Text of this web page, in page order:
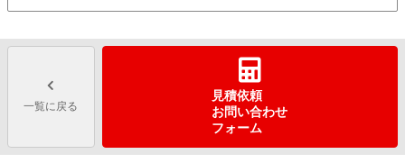
一覧に戻る
見積依頼
お問い合わせ
フォーム